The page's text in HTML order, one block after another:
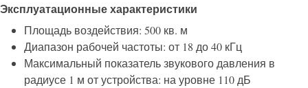
Эксплуатационные характеристики
Площадь воздействия: 500 кв. м
Диапазон рабочей частоты: от 18 до 40 кГц
Максимальный показатель звукового давления в
радиусе 1 м от устройства: на уровне 110 дБ